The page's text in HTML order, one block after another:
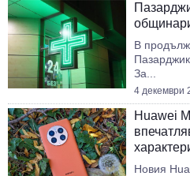
В
За...
4 декември
Huawei
Новия